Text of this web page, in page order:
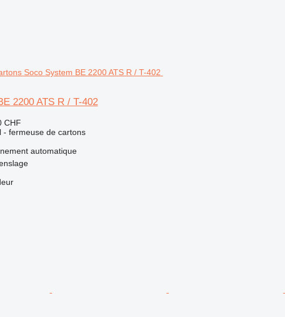
2200 ATS R / T-402
CHF
- fermeuse de cartons
automatique